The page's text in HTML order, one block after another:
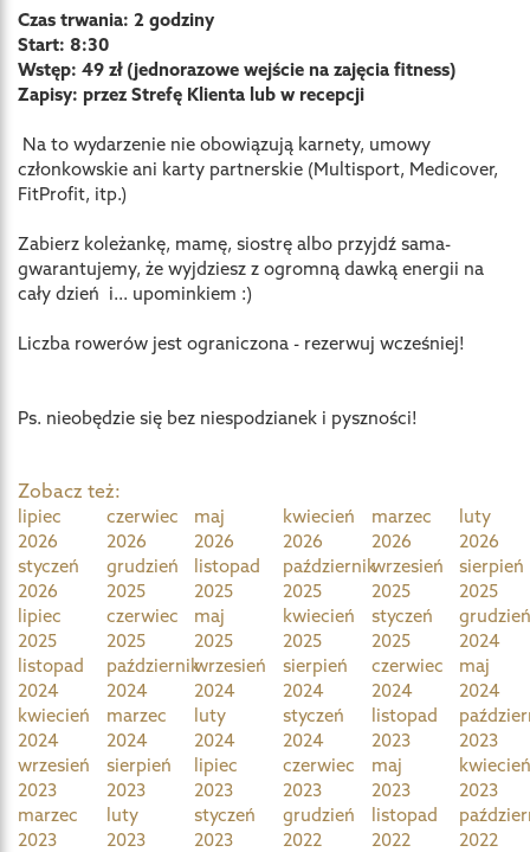
Czas trwania: 2 godziny
Start: 8:30
Wstęp: 49 zł (jednorazowe wejście na zajęcia fitness)
Zapisy: przez Strefę Klienta lub w recepcji
Na to wydarzenie nie obowiązują karnety, umowy
członkowskie ani karty partnerskie (Multisport, Medicover,
FitProfit, itp.)
Zabierz koleżankę, mamę, siostrę albo przyjdź sama-
gwarantujemy, że wyjdziesz z ogromną dawką energii na
cały dzień i... upominkiem :)
Liczba rowerów jest ograniczona - rezerwuj wcześniej!
Ps. nieobędzie się bez niespodzianek i pyszności!
Zobacz też:
lipiec
2026
czerwiec
2026
maj
2026
kwiecień
2026
marzec
2026
luty
2026
styczeń
2026
grudzień
2025
listopad
2025
październik
2025
wrzesień
2025
sierpień
2025
lipiec
2025
czerwiec
2025
maj
2025
kwiecień
2025
styczeń
2025
2024
listopad
2024
październik
2024
wrzesień
2024
sierpień
2024
czerwiec
2024
maj
2024
kwiecień
2024
marzec
2024
luty
2024
styczeń
2024
listopad
2023
2023
wrzesień
2023
sierpień
2023
lipiec
2023
czerwiec
2023
maj
2023
2023
marzec
2023
luty
2023
styczeń
2023
grudzień
2022
listopad
2022
2022